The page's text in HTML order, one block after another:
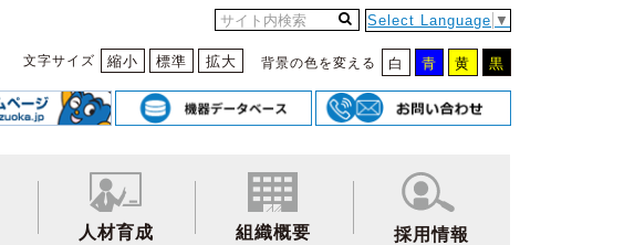
Select Language ▼
文字サイズ 縮小 標準 拡大 背景の色を変える 白 青 黄 黒
人材育成 組織概要 採用情報